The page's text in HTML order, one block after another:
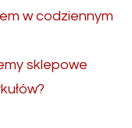
w codziennym
sklepowe